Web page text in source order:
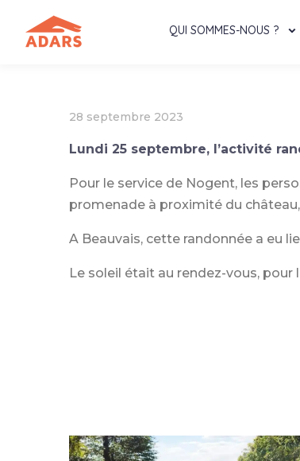
QUI SOMMES-NOUS ?
28 septembre 2023
Lundi 25 septembre, l’activité
Pour le service de Nogent, les
promenade à proximité du
A Beauvais, cette randonnée a eu
Le soleil était au rendez-vous,